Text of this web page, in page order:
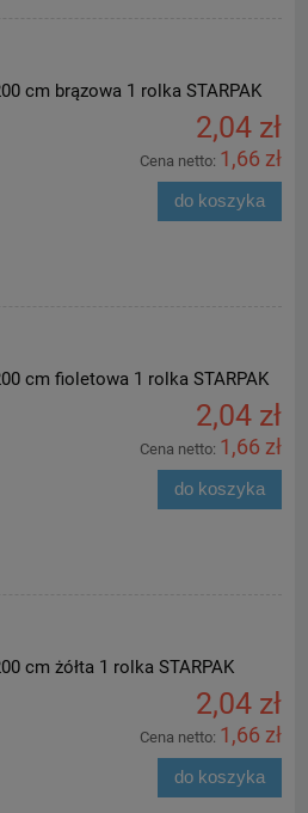
cm brązowa 1 rolka STARPAK
2,04 zł
Cena netto: 1,66 zł
do koszyka
cm fioletowa 1 rolka STARPAK
2,04 zł
Cena netto: 1,66 zł
do koszyka
cm żółta 1 rolka STARPAK
2,04 zł
Cena netto: 1,66 zł
do koszyka